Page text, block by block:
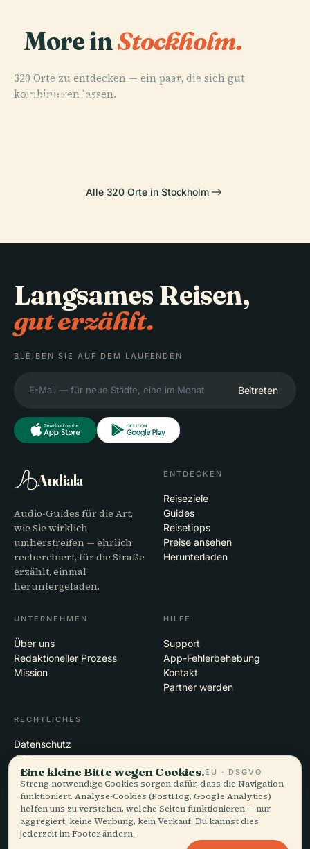
More inStockholm.
320 Orte zu entdecken — ein paar, die sich gut
kombinieren lassen.
PLACE
Nordisches
PLACE
PLACE
PLACE
Alle 320 Orte in Stockholm
Langsames Reisen,
gut erzählt.
BLEIBEN SIE AUF DEM LAUFENDEN
Beitreten
Audiala
Audio-Guides für die Art,
wie Sie wirklich
umherstreifen — ehrlich
recherchiert, für die Straße
erzählt, einmal
heruntergeladen.
ENTDECKEN
Reiseziele
Guides
Reisetipps
Preise ansehen
Herunterladen
UNTERNEHMEN
Über uns
Redaktioneller Prozess
Mission
HILFE
Support
App-Fehlerbehebung
Kontakt
Partner werden
RECHTLICHES
Datenschutz
AGB
Cookie-Einstellungen
Konto löschen
© 2026 Audiala · Gemacht in Morges, Schweiz, unterwegs und in den
Eine kleine Bitte wegen Cookies.EU · DSGVO
Streng notwendige Cookies sorgen dafür, dass die Navigation
funktioniert. Analyse-Cookies (PostHog, Google Analytics)
helfen uns zu verstehen, welche Seiten funktionieren — nur
aggregiert, keine Werbung, kein Verkauf. Du kannst dies
jederzeit im Footer ändern.